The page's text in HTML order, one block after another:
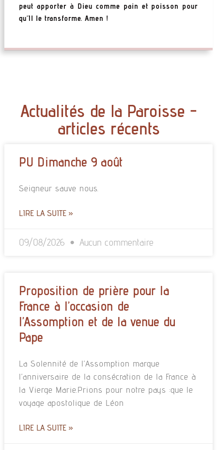
peut apporter à Dieu comme pain et poisson pour
qu’Il le transforme. Amen !
Actualités de la Paroisse -
articles récents
PU Dimanche 9 août
Seigneur sauve nous.
LIRE LA SUITE »
09/08/2026 Aucun commentaire
Proposition de prière pour la
France à l’occasion de
l’Assomption et de la venue du
Pape
La Solennité de l’Assomption marque
l’anniversaire de la consécration de la France à
la Vierge Marie.Prions pour notre pays :que le
voyage apostolique de Léon
LIRE LA SUITE »